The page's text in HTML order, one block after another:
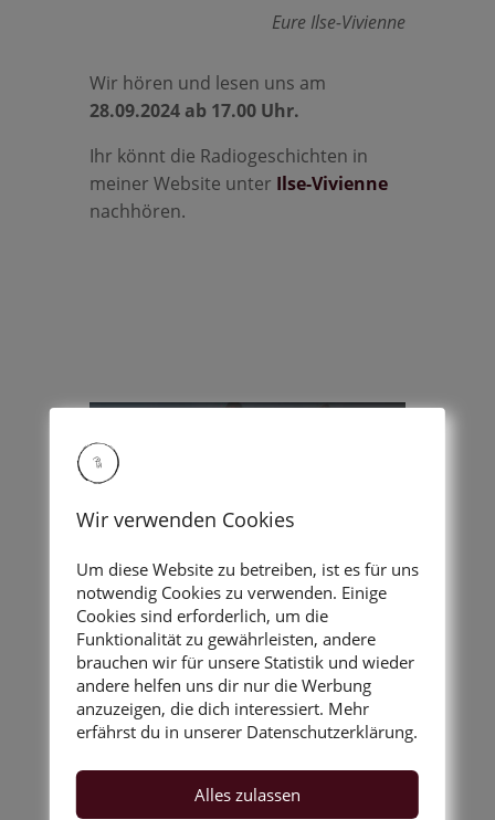
Eure Ilse-Vivienne
Wir hören und lesen uns am
28.09.2024 ab 17.00 Uhr.
Ihr könnt die Radiogeschichten in
meiner Website unter Ilse-Vivienne
nachhören.
Fotocredits: Christian Klug
Wir verwenden Cookies
Um diese Website zu betreiben, ist es für uns
notwendig Cookies zu verwenden. Einige
Cookies sind erforderlich, um die
Funktionalität zu gewährleisten, andere
brauchen wir für unsere Statistik und wieder
andere helfen uns dir nur die Werbung
anzuzeigen, die dich interessiert. Mehr
erfährst du in unserer Datenschutzerklärung.
Alles zulassen